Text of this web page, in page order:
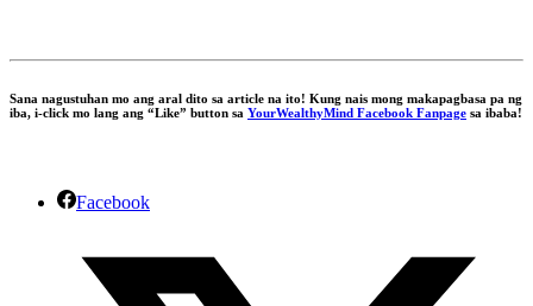
Sana nagustuhan mo ang aral dito sa article na ito! Kung nais mong makapagbasa pa ng
iba, i-click mo lang ang “Like” button sa YourWealthyMind Facebook Fanpage sa ibaba!
Facebook